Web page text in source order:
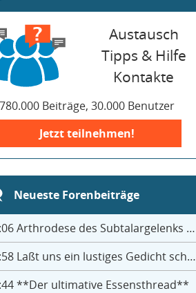
Austausch
Tipps & Hilfe
Kontakte
780.000 Beiträge, 30.000 Benutzer
Jetzt teilnehmen!
Neueste Forenbeiträge
Arthrodese des Subtalargelenks mit 27
Laßt uns ein lustiges Gedicht schreiben- jeder einen Satz
**Der ultimative Essensthread**